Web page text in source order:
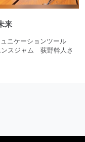
来
ニケーションツール
ンスジャム 荻野幹人さ